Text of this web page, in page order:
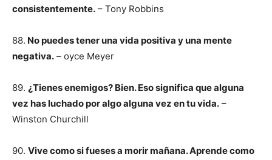
consistentemente. – Tony Robbins
88. No puedes tener una vida positiva y una mente
negativa. – oyce Meyer
89. ¿Tienes enemigos? Bien. Eso significa que alguna
vez has luchado por algo alguna vez en tu vida. –
Winston Churchill
90. Vive como si fueses a morir mañana. Aprende como